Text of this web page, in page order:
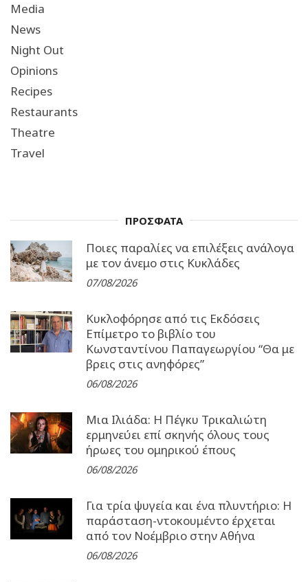
Media
News
Night Out
Opinions
Recipes
Restaurants
Theatre
Travel
ΠΡΟΣΦΑΤΑ
Ποιες παραλίες να επιλέξεις ανάλογα
με τον άνεμο στις Κυκλάδες
07/08/2026
Κυκλοφόρησε από τις Εκδόσεις
Επίμετρο το βιβλίο του
Κωνσταντίνου Παπαγεωργίου “Θα με
βρεις στις ανηφόρες”
06/08/2026
Μια Ιλιάδα: H Πέγκυ Τρικαλιώτη
ερμηνεύει επί σκηνής όλους τους
ήρωες του ομηρικού έπους
06/08/2026
Για τρία ψυγεία και ένα πλυντήριο: Η
παράσταση-ντοκουμέντο έρχεται
από τον Νοέμβριο στην Αθήνα
06/08/2026